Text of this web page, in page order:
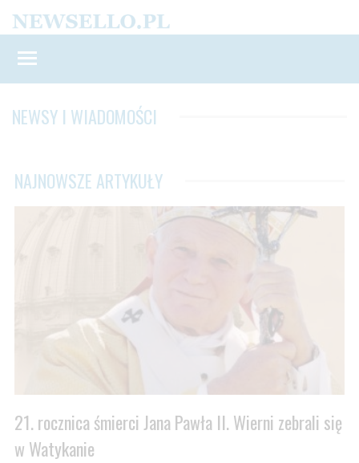
NEWSY I WIADOMOŚCI
NAJNOWSZE ARTYKUŁY
21. rocznica śmierci Jana Pawła II. Wierni zebrali się
w Watykanie